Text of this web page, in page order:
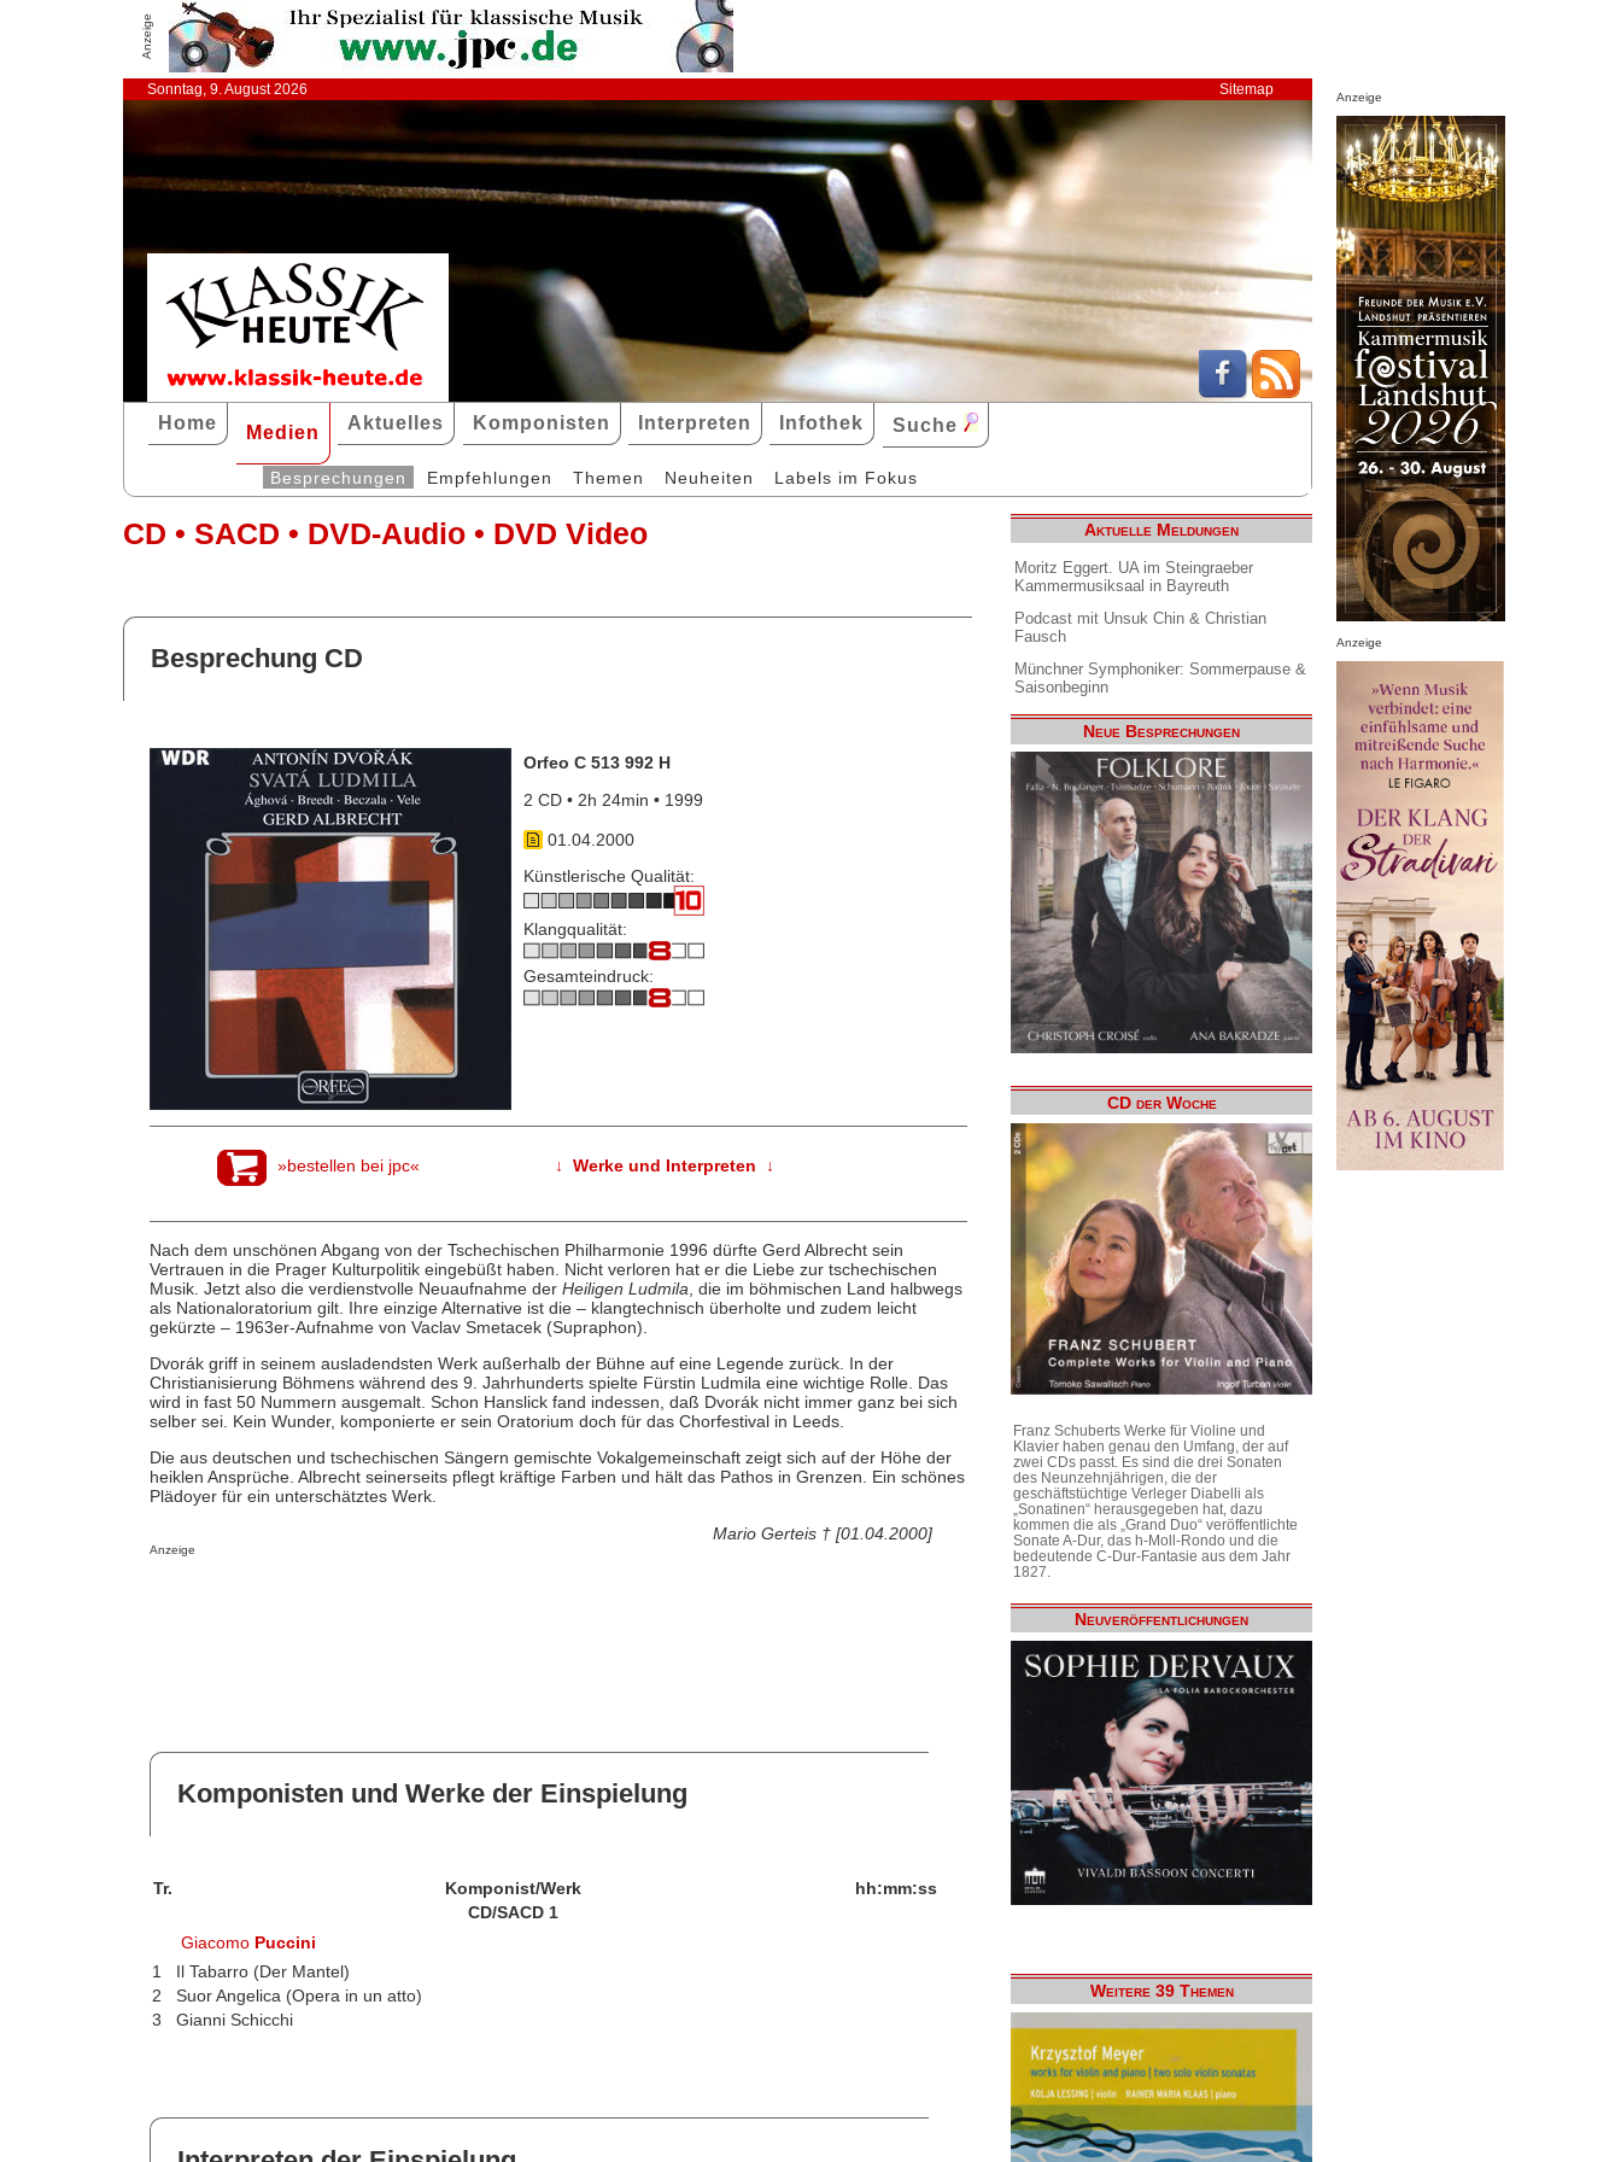
Anzeige
Sonntag, 9. August 2026 Sitemap
Home Medien Aktuelles Komponisten Interpreten Infothek Suche
Besprechungen Empfehlungen Themen Neuheiten Labels im Fokus
CD • SACD • DVD-Audio • DVD Video
Besprechung CD
Orfeo C 513 992 H
2 CD • 2h 24min • 1999
01.04.2000
Künstlerische Qualität:
Klangqualität:
Gesamteindruck:
»bestellen bei jpc« ↓ Werke und Interpreten ↓
Nach dem unschönen Abgang von der Tschechischen Philharmonie 1996 dürfte Gerd Albrecht sein
Vertrauen in die Prager Kulturpolitik eingebüßt haben. Nicht verloren hat er die Liebe zur tschechischen
Musik. Jetzt also die verdienstvolle Neuaufnahme der Heiligen Ludmila , die im böhmischen Land halbwegs
als Nationaloratorium gilt. Ihre einzige Alternative ist die – klangtechnisch überholte und zudem leicht
gekürzte – 1963er-Aufnahme von Vaclav Smetacek (Supraphon).
Dvorák griff in seinem ausladendsten Werk außerhalb der Bühne auf eine Legende zurück. In der
Christianisierung Böhmens während des 9. Jahrhunderts spielte Fürstin Ludmila eine wichtige Rolle. Das
wird in fast 50 Nummern ausgemalt. Schon Hanslick fand indessen, daß Dvorák nicht immer ganz bei sich
selber sei. Kein Wunder, komponierte er sein Oratorium doch für das Chorfestival in Leeds.
Die aus deutschen und tschechischen Sängern gemischte Vokalgemeinschaft zeigt sich auf der Höhe der
heiklen Ansprüche. Albrecht seinerseits pflegt kräftige Farben und hält das Pathos in Grenzen. Ein schönes
Plädoyer für ein unterschätztes Werk.
Mario Gerteis † [01.04.2000]
Anzeige
Komponisten und Werke der Einspielung
Tr. Komponist/Werk
hh:mm:ss
CD/SACD 1
Giacomo Puccini
1
Il Tabarro (Der Mantel)
2
Suor Angelica (Opera in un atto)
3
Gianni Schicchi
Aktuelle Meldungen
Moritz Eggert. UA im Steingraeber
Kammermusiksaal in Bayreuth
Podcast mit Unsuk Chin & Christian
Fausch
Münchner Symphoniker: Sommerpause &
Saisonbeginn
Neue Besprechungen
CD der Woche
Franz Schuberts Werke für Violine und
Klavier haben genau den Umfang, der auf
zwei CDs passt. Es sind die drei Sonaten
des Neunzehnjährigen, die der
geschäftstüchtige Verleger Diabelli als
„Sonatinen“ herausgegeben hat, dazu
kommen die als „Grand Duo“ veröffentlichte
Sonate A-Dur, das h-Moll-Rondo und die
bedeutende C-Dur-Fantasie aus dem Jahr
1827.
Neuveröffentlichungen
Weitere 39 Themen
Anzeige
Anzeige